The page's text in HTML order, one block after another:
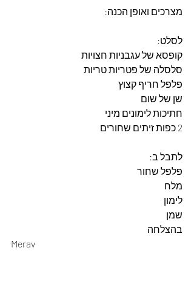
מצרכים ואופן הכנה:
לסלט:
קופסא של עגבניות חצויות
סלסלה של פטריות טריות
פלפל חריף קצוץ
שן של שום
חתיכות לימונים מיני
2 כפות זיתים שחורים
לתבל ב:
פלפל שחור
מלח
לימון
שמן
בהצלחה
Merav